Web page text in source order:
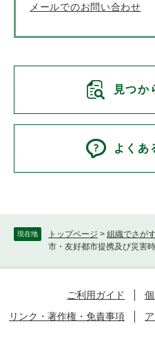
現在地 トップページ > 組織でさが
市・友好都市提携及び災害
メールでのお問い合わせ
見つか
よくあ
ご利用ガイド
リンク・著作権・免責事項